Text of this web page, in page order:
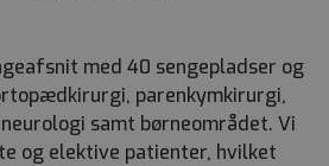
med 40 sengepladser og
parenkymkirurgi,
samt børneområdet. Vi
og elektive patienter, hvilket